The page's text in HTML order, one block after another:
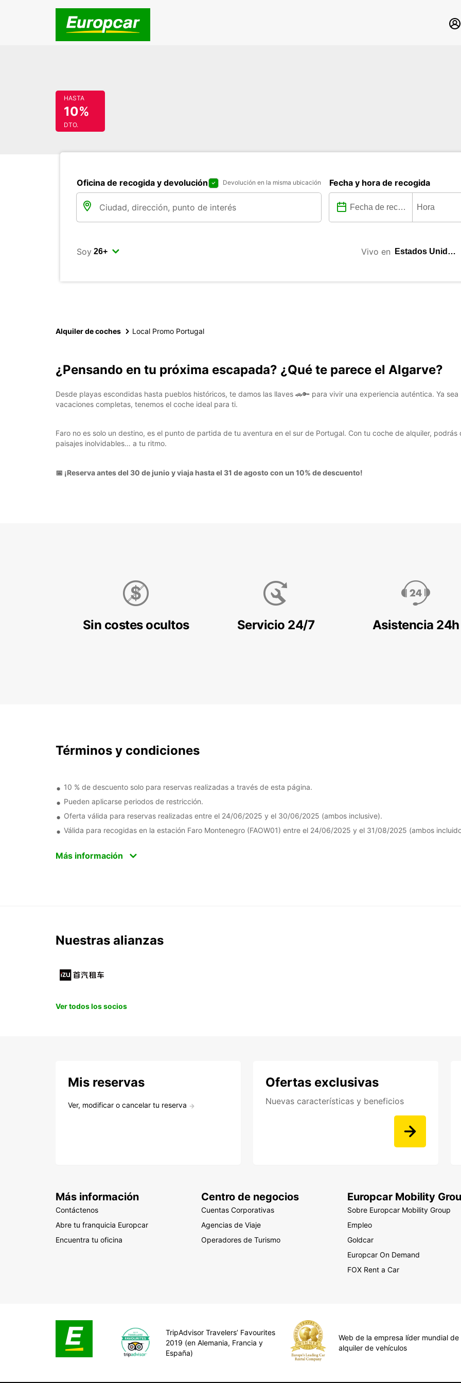
HASTA
10%
DTO.
Oficina de recogida y devolución Devolución en la misma ubicación Fecha y hora de recogida
Soy Vivo en
Alquiler de coches Local Promo Portugal
¿Pensando en tu próxima escapada? ¿Qué te parece el Algarve?
Desde playas escondidas hasta pueblos históricos, te damos las llaves 🚗🔑 para vivir una experiencia auténtica. Ya
vacaciones completas, tenemos el coche ideal para ti.
Faro no es solo un destino, es el punto de partida de tu aventura en el sur de Portugal. Con tu coche de alquiler,
paisajes inolvidables… a tu ritmo.
📅 ¡Reserva antes del 30 de junio y viaja hasta el 31 de agosto con un 10% de descuento!
Sin costes ocultos Servicio 24/7 Asistencia 24h
Términos y condiciones
10 % de descuento solo para reservas realizadas a través de esta página.
Pueden aplicarse periodos de restricción.
Oferta válida para reservas realizadas entre el 24/06/2025 y el 30/06/2025 (ambos inclusive).
Válida para recogidas en la estación Faro Montenegro (FAOW01) entre el 24/06/2025 y el 31/08/2025 (ambos
Más información
Nuestras alianzas
Ver todos los socios
Mis reservas
Ver, modificar o cancelar tu reserva
Ofertas exclusivas
Nuevas características y beneficios
Más información
Contáctenos
Abre tu franquicia Europcar
Encuentra tu oficina
Centro de negocios
Cuentas Corporativas
Agencias de Viaje
Operadores de Turismo
Europcar Mobility
Sobre Europcar Mobility Group
Empleo
Goldcar
Europcar On Demand
FOX Rent a Car
TripAdvisor Travelers’ Favourites
2019 (en Alemania, Francia y
España)
Web de la empresa líder mundial de
alquiler de vehículos